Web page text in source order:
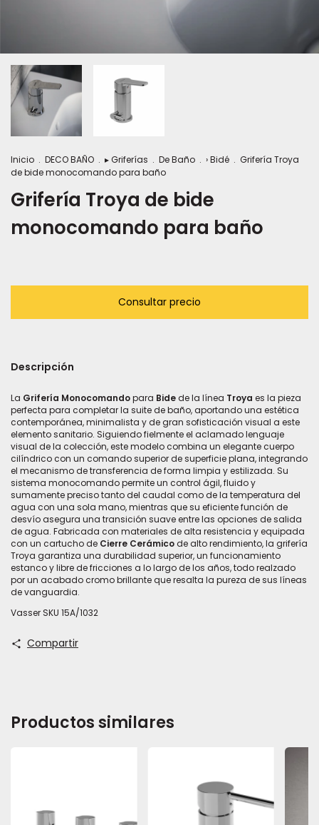
Inicio . DECO BAÑO . ▸ Griferías . De Baño . › Bidé . Grifería Troya
de bide monocomando para baño
Grifería Troya de bide
monocomando para baño
Descripción
La Grifería Monocomandopara Bidede la línea Troya es la pieza
perfecta para completar la suite de baño, aportando una estética
contemporánea, minimalista y de gran sofisticación visual a este
elemento sanitario. Siguiendo fielmente el aclamado lenguaje
visual de la colección, este modelo combina un elegante cuerpo
cilíndrico con un comando superior de superficie plana, integrando
el mecanismo de transferencia de forma limpia y estilizada. Su
sistema monocomando permite un control ágil, fluido y
sumamente preciso tanto del caudal como de la temperatura del
agua con una sola mano, mientras que su eficiente función de
desvío asegura una transición suave entre las opciones de salida
de agua. Fabricada con materiales de alta resistencia y equipada
con un cartucho de Cierre Cerámicode alto rendimiento, la grifería
Troya garantiza una durabilidad superior, un funcionamiento
estanco y libre de fricciones a lo largo de los años, todo realzado
por un acabado cromo brillante que resalta la pureza de sus líneas
de vanguardia.
Vasser SKU 15A/1032
Compartir
Productos similares